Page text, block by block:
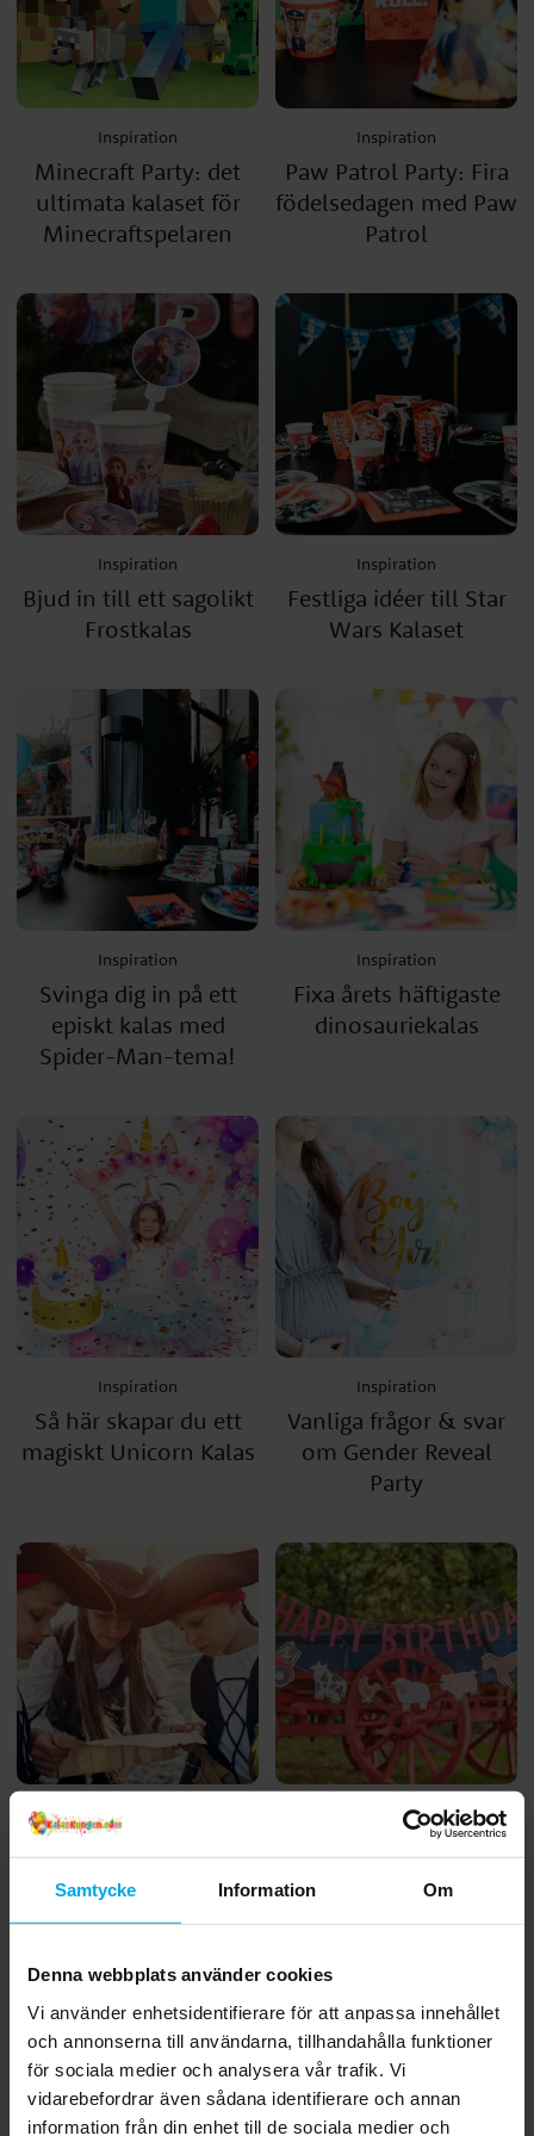
Samtycke Information Om
Denna webbplats använder cookies
Vi använder enhetsidentifierare för att anpassa innehållet
och annonserna till användarna, tillhandahålla funktioner
för sociala medier och analysera vår trafik. Vi
vidarebefordrar även sådana identifierare och annan
information från din enhet till de sociala medier och
Inspiration
Minecraft Party: det
ultimata kalaset för
Minecraftspelaren
Inspiration
Paw Patrol Party: Fira
födelsedagen med Paw
Patrol
Inspiration
Bjud in till ett sagolikt
Frostkalas
Inspiration
Festliga idéer till Star
Wars Kalaset
Inspiration
Svinga dig in på ett
episkt kalas med
Spider-Man-tema!
Inspiration
Fixa årets häftigaste
dinosauriekalas
Inspiration
Så här skapar du ett
magiskt Unicorn Kalas
Inspiration
Vanliga frågor & svar
om Gender Reveal
Party
Inspiration
roligaste Piratkalas
Inspiration
Tips till kalaset med
bondgårdstema